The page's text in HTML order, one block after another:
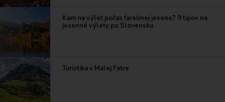
Kam na výlet počas farebnej jesene? 9 tipov na
jesenné výlety po Slovensku
Turistika v Malej Fatre